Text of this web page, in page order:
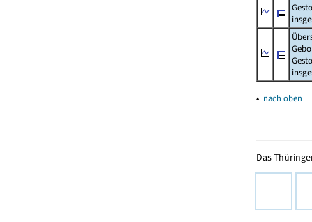
▴ nach oben
Das